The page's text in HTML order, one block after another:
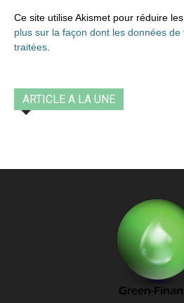
Ce site utilise Akismet pour réduire
plus sur la façon dont les données
traitées
ARTICLE A LA UNE